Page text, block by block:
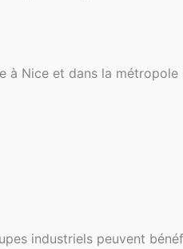
Nice et dans la
industriels peuvent